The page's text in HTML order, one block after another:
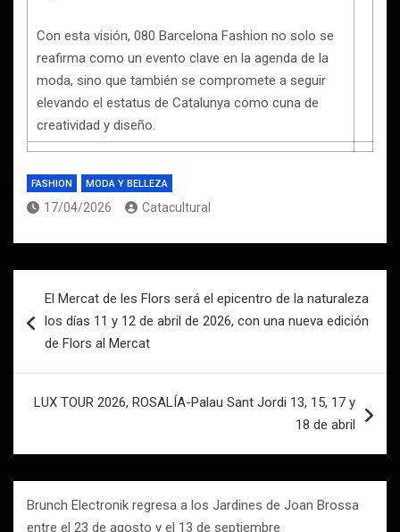
Con esta visión, 080 Barcelona Fashion no solo se
reafirma como un evento clave en la agenda de la
moda, sino que también se compromete a seguir
elevando el estatus de Catalunya como cuna de
creatividad y diseño.
FASHION MODA Y BELLEZA
17/04/2026 Catacultural
de
entradas
El Mercat de les Flors será el epicentro de la naturaleza
los días 11 y 12 de abril de 2026, con una nueva edición
de Flors al Mercat
LUX TOUR 2026, ROSALÍA-Palau Sant Jordi 13, 15, 17 y
18 de abril
Brunch Electronik regresa a los Jardines de Joan Brossa
entre el 23 de agosto y el 13 de septiembre